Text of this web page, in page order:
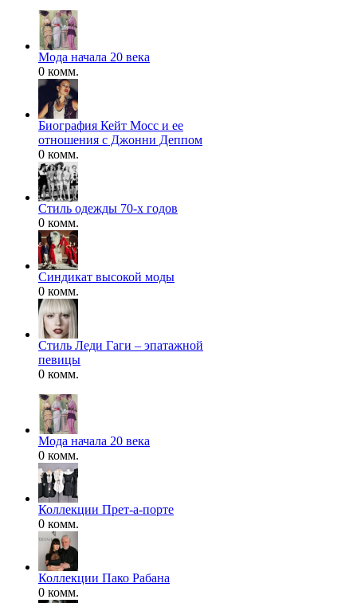
Мода начала 20 века
0 комм.
Биография Кейт Мосс и ее
отношения с Джонни Деппом
0 комм.
Стиль одежды 70-х годов
0 комм.
Синдикат высокой моды
0 комм.
Стиль Леди Гаги – эпатажной
певицы
0 комм.
Мода начала 20 века
0 комм.
Коллекции Прет-а-порте
0 комм.
Коллекции Пако Рабана
0 комм.